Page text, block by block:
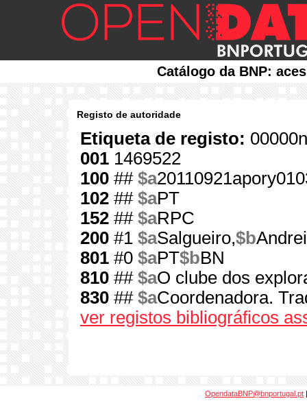
Catálogo da BNP:
Registo de autoridade
Etiqueta de registo:
001 1469522
100 ## $a
102 ## $aPT
152 ## $aRPC
200 #1 $aSalgueiro,$b
801 #0 $aPT$bBN
810 ## $aO clube dos
830 ## $aCoordenadora.
ver registos bibliográficos
OpendataBNP@bnportugal.pt